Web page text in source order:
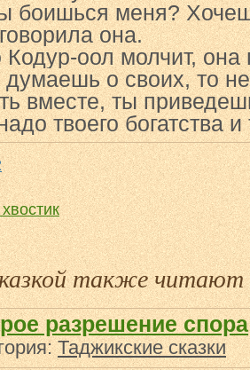
боишься меня?
она.
Кодур-оол молчит,
о своих, то
вместе, ты
твоего богатства
также читают
разрешение спора
Таджикские сказки